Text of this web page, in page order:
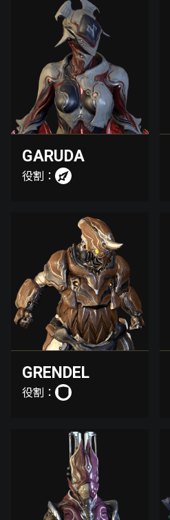
GARUDA
役割：
GRENDEL
役割：